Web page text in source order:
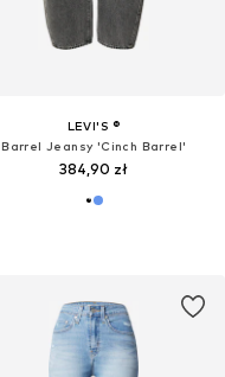
LEVI'S ®
Barrel Jeansy 'Cinch Barrel'
384,90 zł